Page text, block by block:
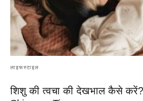
लाइफस्टाइल
शिशु की त्वचा की देखभाल कैसे